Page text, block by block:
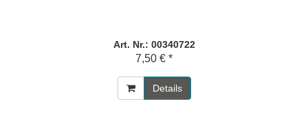
Art. Nr.: 00340722
7,50 € *
Details